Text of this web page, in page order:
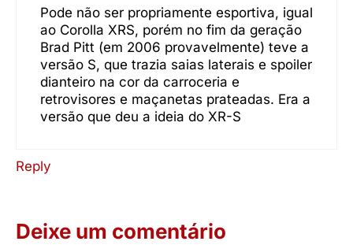
Pode não ser propriamente esportiva, igual
ao Corolla XRS, porém no fim da geração
Brad Pitt (em 2006 provavelmente) teve a
versão S, que trazia saias laterais e spoiler
dianteiro na cor da carroceria e
retrovisores e maçanetas prateadas. Era a
versão que deu a ideia do XR-S
Reply
Deixe um comentário